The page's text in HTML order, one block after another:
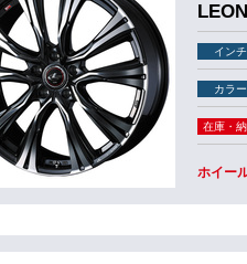
インチ
カラー
在庫・
ホイー